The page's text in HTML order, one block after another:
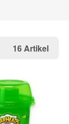
16 Artikel